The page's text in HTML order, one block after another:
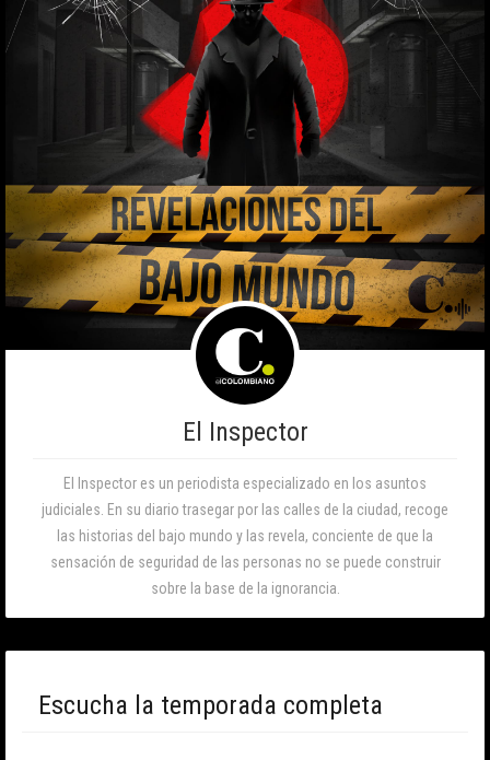
El Inspector
El Inspector es un periodista especializado en los asuntos
judiciales. En su diario trasegar por las calles de la ciudad, recoge
las historias del bajo mundo y las revela, conciente de que la
sensación de seguridad de las personas no se puede construir
sobre la base de la ignorancia.
Escucha la temporada completa